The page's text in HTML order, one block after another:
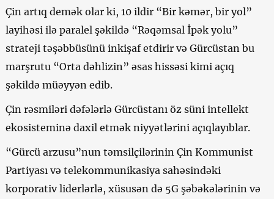
Çin artıq demək olar ki, 10 ildir “Bir kəmər, bir yol”
layihəsi ilə paralel şəkildə “Rəqəmsal İpək yolu”
strateji təşəbbüsünü inkişaf etdirir və Gürcüstan bu
marşrutu “Orta dəhlizin” əsas hissəsi kimi açıq
şəkildə müəyyən edib.
Çin rəsmiləri dəfələrlə Gürcüstanı öz süni intellekt
ekosisteminə daxil etmək niyyətlərini açıqlayıblar.
“Gürcü arzusu”nun təmsilçilərinin Çin Kommunist
Partiyası və telekommunikasiya sahəsindəki
korporativ liderlərlə, xüsusən də 5G şəbəkələrinin və